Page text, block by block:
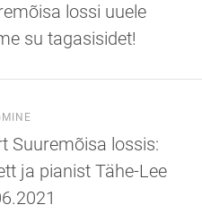
lossi uuele
su tagasisidet!
Suuremõisa lossis:
ja pianist Tähe-Lee